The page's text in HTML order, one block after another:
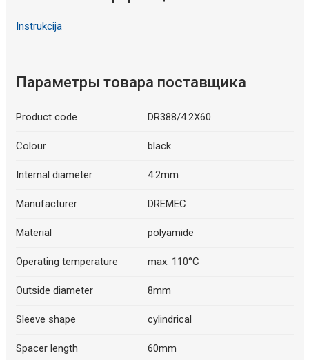
Instrukcija
Параметры товара поставщика
Product code DR388/4.2X60
Colour black
Internal diameter 4.2mm
Manufacturer DREMEC
Material polyamide
Operating temperature max. 110°C
Outside diameter 8mm
Sleeve shape cylindrical
Spacer length 60mm